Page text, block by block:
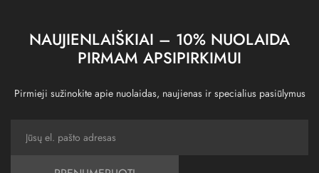
NAUJIENLAIŠKIAI – 10% NUOLAIDA
PIRMAM APSIPIRKIMUI
Pirmieji sužinokite apie nuolaidas, naujienas ir specialius pasiūlymus